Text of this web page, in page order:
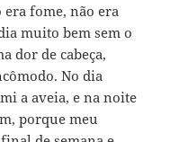
fome, não era
muito bem sem o
dor de cabeça,
No dia
a aveia, e na noite
porque meu